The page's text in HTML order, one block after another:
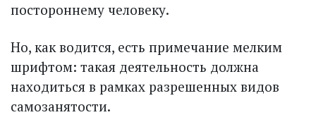
постороннему человеку.
Но, как водится, есть примечание мелким
шрифтом: такая деятельность должна
находиться в рамках разрешенных видов
самозанятости.